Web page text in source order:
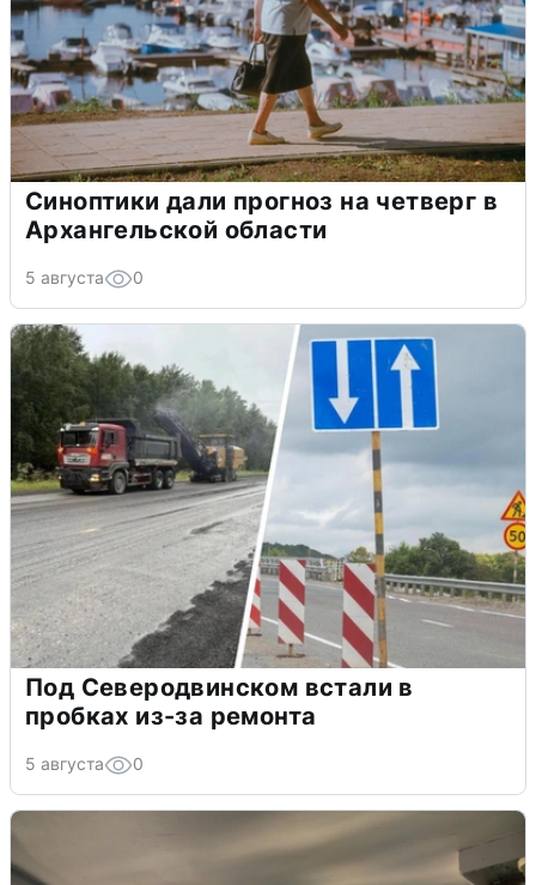
Синоптики дали прогноз на четверг в
Архангельской области
5 августа 0
Под Северодвинском встали в
пробках из-за ремонта
5 августа 0